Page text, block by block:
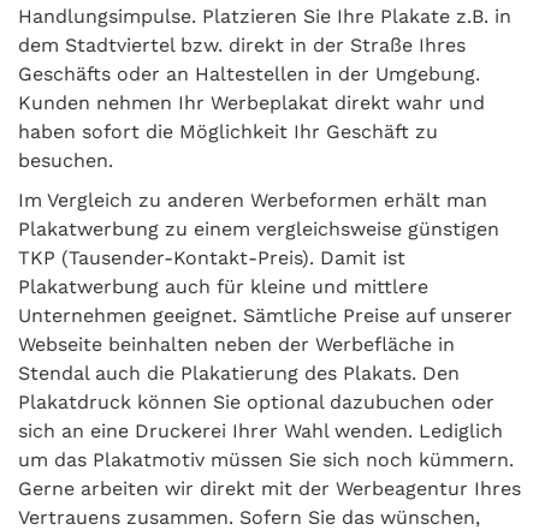
Handlungsimpulse. Platzieren Sie Ihre Plakate z.B. in
dem Stadtviertel bzw. direkt in der Straße Ihres
Geschäfts oder an Haltestellen in der Umgebung.
Kunden nehmen Ihr Werbeplakat direkt wahr und
haben sofort die Möglichkeit Ihr Geschäft zu
besuchen.
Im Vergleich zu anderen Werbeformen erhält man
Plakatwerbung zu einem vergleichsweise günstigen
TKP (Tausender-Kontakt-Preis). Damit ist
Plakatwerbung auch für kleine und mittlere
Unternehmen geeignet. Sämtliche Preise auf unserer
Webseite beinhalten neben der Werbefläche in
Stendal auch die Plakatierung des Plakats. Den
Plakatdruck können Sie optional dazubuchen oder
sich an eine Druckerei Ihrer Wahl wenden. Lediglich
um das Plakatmotiv müssen Sie sich noch kümmern.
Gerne arbeiten wir direkt mit der Werbeagentur Ihres
Vertrauens zusammen. Sofern Sie das wünschen,